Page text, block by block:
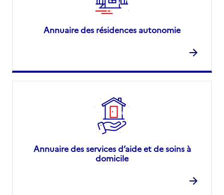
Annuaire des résidences autonomie
Annuaire des services d’aide et de soins à
domicile